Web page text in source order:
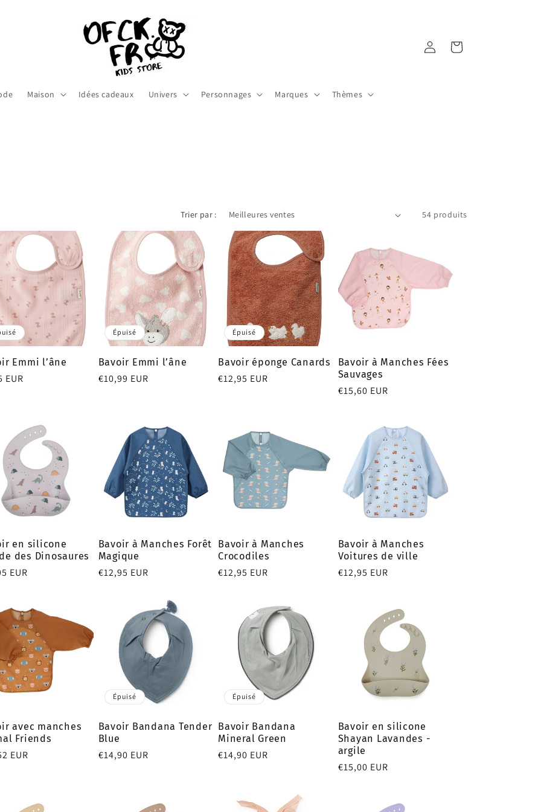
Maison Idées cadeaux Univers Personnages Marques Thèmes
Connexion Panier
Trier par : 54 produits
Emmi l’âne
EUR
Épuisé
Bavoir Emmi l’âne
Prix
€10,99 EUR
Épuisé
Bavoir éponge Canards
Prix
€12,95 EUR
Bavoir à Manches Fées
Sauvages
Prix
€15,60 EUR
en silicone
des Dinosaures
EUR
Bavoir à Manches Forêt
Magique
Prix
€12,95 EUR
Bavoir à Manches
Crocodiles
Prix
€12,95 EUR
Bavoir à Manches
Voitures de ville
Prix
€12,95 EUR
avec manches
Friends
EUR
Épuisé
Bavoir Bandana Tender
Blue
Prix
€14,90 EUR
Épuisé
Bavoir Bandana
Mineral Green
Prix
€14,90 EUR
Bavoir en silicone
Shayan Lavandes -
argile
Prix
€15,00 EUR